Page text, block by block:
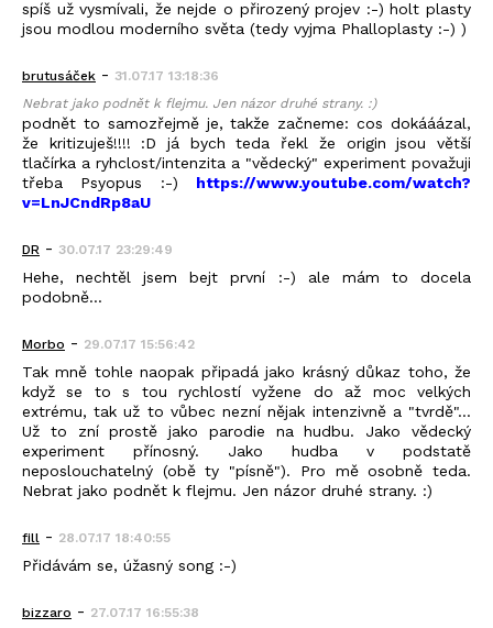
spíš už vysmívali, že nejde o přirozený projev :-) holt plasty
jsou modlou moderního světa (tedy vyjma Phalloplasty :-) )
brutusáček - 31.07.17 13:18:36
Nebrat jako podnět k flejmu. Jen názor druhé strany. :)
podnět to samozřejmě je, takže začneme: cos dokááázal,
že kritizuješ!!!! :D já bych teda řekl že origin jsou větší
tlačírka a ryhclost/intenzita a "vědecký" experiment považuji
třeba Psyopus :-) https://www.youtube.com/watch?
v=LnJCndRp8aU
DR - 30.07.17 23:29:49
Hehe, nechtěl jsem bejt první :-) ale mám to docela
podobně...
Morbo - 29.07.17 15:56:42
Tak mně tohle naopak připadá jako krásný důkaz toho, že
když se to s tou rychlostí vyžene do až moc velkých
extrému, tak už to vůbec nezní nějak intenzivně a "tvrdě"...
Už to zní prostě jako parodie na hudbu. Jako vědecký
experiment přínosný. Jako hudba v podstatě
neposlouchatelný (obě ty "písně"). Pro mě osobně teda.
Nebrat jako podnět k flejmu. Jen názor druhé strany. :)
fill - 28.07.17 18:40:55
Přidávám se, úžasný song :-)
bizzaro - 27.07.17 16:55:38